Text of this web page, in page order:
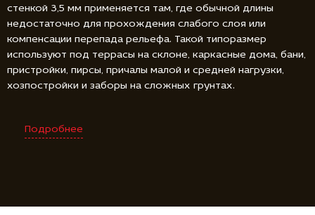
стенкой 3,5 мм применяется там, где обычной длины
недостаточно для прохождения слабого слоя или
компенсации перепада рельефа. Такой типоразмер
используют под террасы на склоне, каркасные дома, бани,
пристройки, пирсы, причалы малой и средней нагрузки,
хозпостройки и заборы на сложных грунтах.
Подробнее